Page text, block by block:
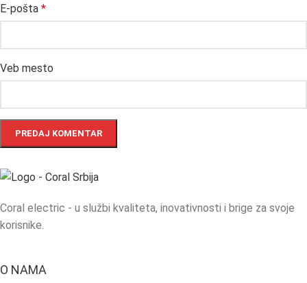
E-pošta *
Veb mesto
Coral electric - u službi kvaliteta, inovativnosti i brige za svoje
korisnike.
O NAMA